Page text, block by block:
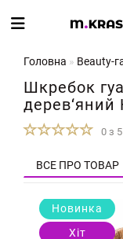
Головна Beauty-
Шкребок
дерев‘яний
0 з 5
ВСЕ ПРО ТОВАР
Новинка
Хіт